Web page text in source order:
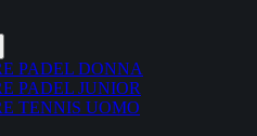
PADEL DONNA
PADEL JUNIOR
TENNIS UOMO